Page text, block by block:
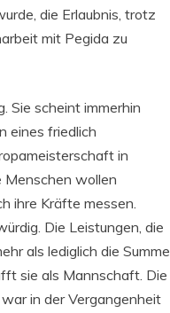
die Erlaubnis, trotz
mit Pegida zu
Sie scheint immerhin
eines friedlich
in
Menschen wollen
ihre Kräfte messen.
Die Leistungen, die
als lediglich die Summe
sie als Mannschaft. Die
in der Vergangenheit